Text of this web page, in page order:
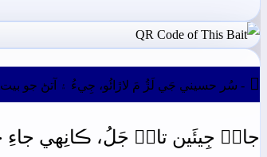
 - سُر حسيني جَي لَڙُ مَ لاڙائُو، جِيءُ ۽ آتڻ جو بيت
جانۡ جِيئَين تانۡ جَلُ، ڪانِهي جاءِ